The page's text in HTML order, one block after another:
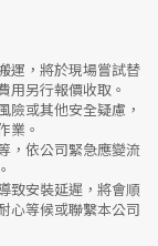
運，將於現場嘗試替
用另行報價收取。
險或其他安全疑慮，
業。
，依公司緊急應變流
致安裝延遲，將會順
心等候或聯繫本公司